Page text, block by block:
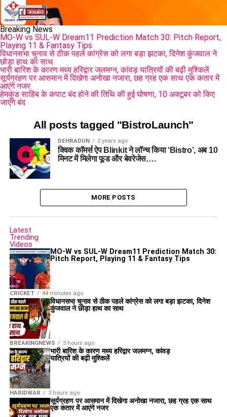
Breaking News
MO-W vs SUL-W Dream11 Prediction Match 30: Pitch Report,
Playing 11 & Fantasy Tips
विधानसभा चुनाव से ठीक पहले कांग्रेस को लगा बड़ा झटका, दिनेश कुंजवाल ने
छोड़ा हाथ का साथ
भारी बारिश के कारण मध्य हरिद्वार जलमग्न, कांवड़ यात्रियों की बढ़ी मुश्किलें
सूर्यग्रहण पर आसमान में दिखेगा अनोखा नजारा, छह ग्रह एक साथ एक कतार में
आएंगे नजर
हेमकुंड साहिब के कपाट बंद होने की तिथि की हुई घोषणा, 10 अक्टूबर को किए
जाएंंगे बंद
All posts tagged "BistroLaunch"
DEHRADUN 2 years ago
क्विक कॉमर्स ऐप Blinkit ने लॉन्च किया ‘Bistro’, अब 10
मिनट में मिलेगा फूड और बेवरेजेस….
MORE POSTS
Latest
Trending
Videos
CRICKET 44 minutes ago
MO-W vs SUL-W Dream11 Prediction Match 30:
Pitch Report, Playing 11 & Fantasy Tips
BREAKINGNEWS 3 hours ago
विधानसभा चुनाव से ठीक पहले कांग्रेस को लगा बड़ा झटका, दिनेश
कुंजवाल ने छोड़ा हाथ का साथ
HARIDWAR 3 hours ago
भारी बारिश के कारण मध्य हरिद्वार जलमग्न, कांवड़
यात्रियों की बढ़ी मुश्किलें
सूर्यग्रहण पर आसमान में दिखेगा अनोखा नजारा, छह ग्रह एक साथ
एक कतार में आएंगे नजर